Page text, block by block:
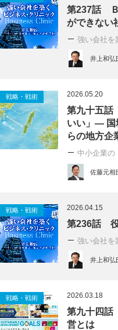
第237話 Ｂ
ができない
強い会社を
井上和弘
戦略・戦術 2026.05.20
第九十五話
いい」― 国
らの地方
中小企業の
佐藤元
戦略・戦術 2026.04.15
第236話 役
強い会社を
井上和弘
戦略・戦術 2026.03.18
第九十四話
営とは